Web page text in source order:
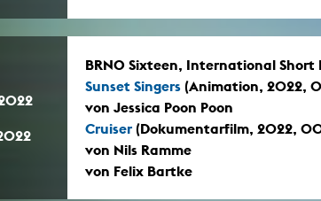
BRNO Sixteen, International Short
Sunset Singers (Animation, 2022,
von Jessica Poon Poon
Cruiser (Dokumentarfilm, 2022,
von Nils Ramme
von Felix Bartke